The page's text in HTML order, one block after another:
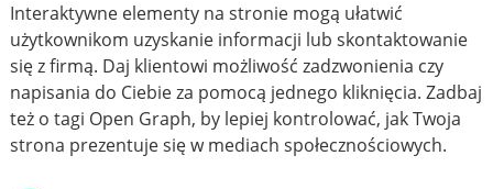
Interaktywne elementy na stronie mogą ułatwić
użytkownikom uzyskanie informacji lub skontaktowanie
się z firmą. Daj klientowi możliwość zadzwonienia czy
napisania do Ciebie za pomocą jednego kliknięcia. Zadbaj
też o tagi Open Graph, by lepiej kontrolować, jak Twoja
strona prezentuje się w mediach społecznościowych.